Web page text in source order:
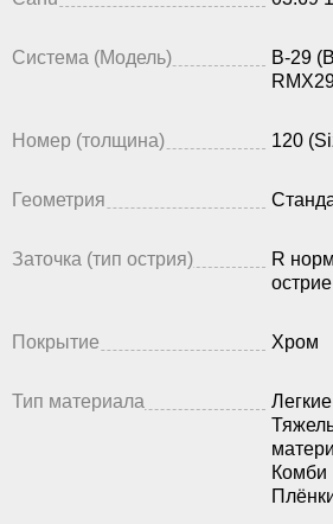
Система (Модель)
B-29
Номер (толщина) 120
Геометрия
Заточка (тип острия)
R
острие
Покрытие Хром
Тип материала
Комби